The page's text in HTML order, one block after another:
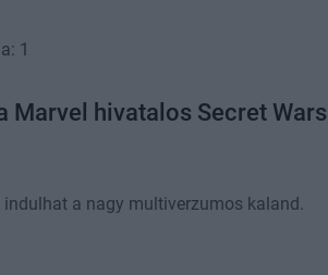
1
Marvel hivatalos Secret Wars
a nagy multiverzumos kaland.